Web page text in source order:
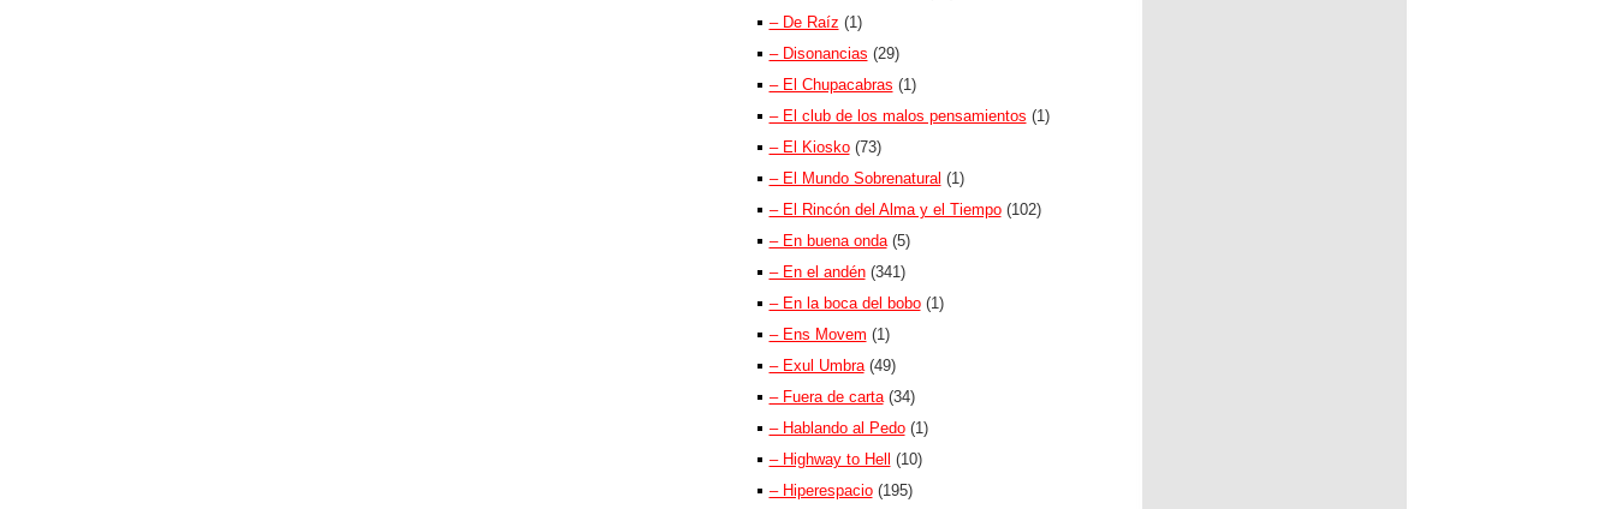
– De Raíz (1)
– Disonancias (29)
– El Chupacabras (1)
– El club de los malos pensamientos (1)
– El Kiosko(73)
– El Mundo Sobrenatural (1)
– El Rincón del Alma y el Tiempo(102)
– En buena onda(5)
– En el andén(341)
– En la boca del bobo(1)
– Ens Movem (1)
– Exul Umbra(49)
– Fuera de carta(34)
– Hablando al Pedo(1)
– Highway to Hell
(10)
– Hiperespacio(195)